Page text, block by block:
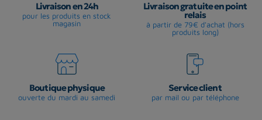
Livraison en 24h
pour les produits en stock
magasin
Livraison gratuite en point
relais
à partir de 79€ d'achat (hors
produits long)
Boutique physique
ouverte du mardi au samedi
Service client
par mail ou par téléphone